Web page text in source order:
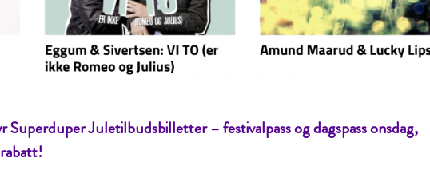
Superduper Juletilbudsbilletter – festivalpass og dagspass onsdag,